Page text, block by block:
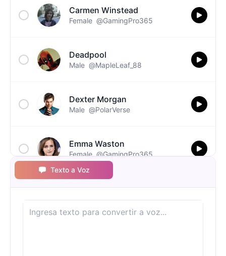
Carmen Winstead
Female @GamingPro365
Deadpool
Male @MapleLeaf_88
Dexter Morgan
Male @PolarVerse
Emma Waston
Female @GamingPro365
Ghostface(Scream)
Male @NovaSky
Texto a Voz